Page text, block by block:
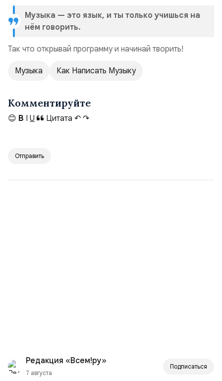
Музыка — это язык, и ты только учишься на
нём говорить.
Так что открывай программу и начинай творить!
Музыка Как Написать Музыку
Комментируйте
😊 B I U Цитата ↶ ↷
Отправить
Редакция «Всем!ру»
7 августа
Подписаться